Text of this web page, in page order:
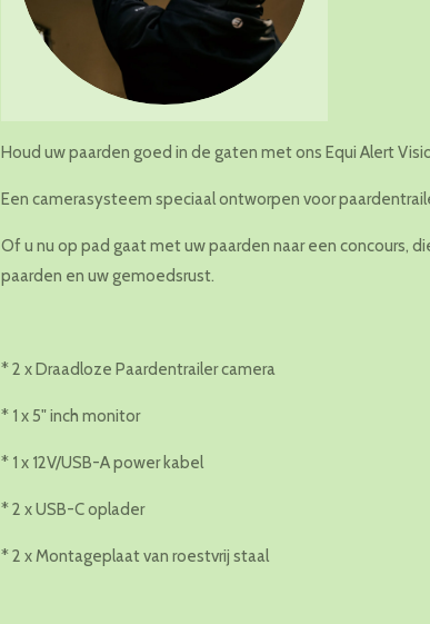
Houd uw paarden goed in de gaten met ons Equi Alert
Een camerasysteem speciaal ontworpen voor
Of u nu op pad gaat met uw paarden naar een concours,
paarden en uw gemoedsrust.
* 2 x Draadloze Paardentrailer camera
* 1 x 5" inch monitor
* 1 x 12V/USB-A power kabel
* 2 x USB-C oplader
* 2 x Montageplaat van roestvrij staal